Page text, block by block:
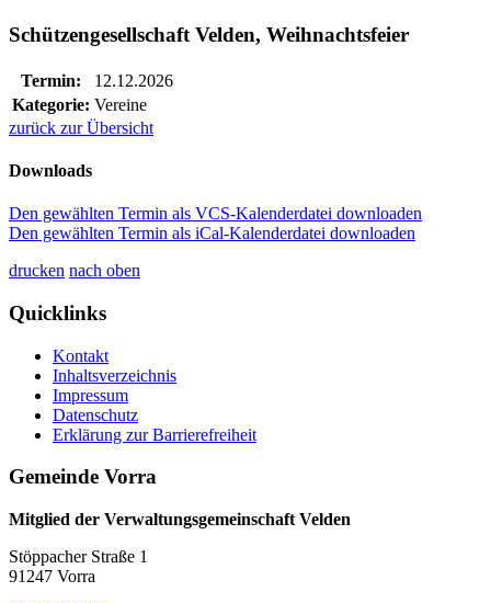
Schützengesellschaft Velden, Weihnachtsfeier
Termin:
12.12.2026
Kategorie: Vereine
zurück zur Übersicht
Downloads
Den gewählten Termin als VCS-Kalenderdatei downloaden
Den gewählten Termin als iCal-Kalenderdatei downloaden
drucken nach oben
Quicklinks
Kontakt
Inhaltsverzeichnis
Impressum
Datenschutz
Erklärung zur Barrierefreiheit
Gemeinde Vorra
Mitglied der Verwaltungsgemeinschaft Velden
Stöppacher Straße 1
91247 Vorra